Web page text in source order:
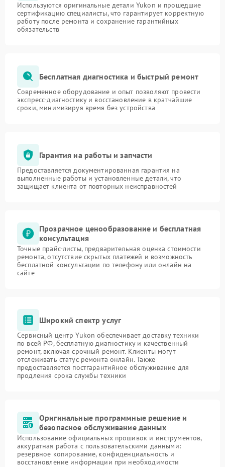
Используются оригинальные детали Yukon и прошедшие
сертификацию специалисты, что гарантирует корректную
работу после ремонта и сохранение гарантийных
обязательств
Бесплатная диагностика и быстрый ремонт
Современное оборудование и опыт позволяют провести
экспресс-диагностику и восстановление в кратчайшие
сроки, минимизируя время без устройства
Гарантия на работы и запчасти
Предоставляется документированная гарантия на
выполненные работы и установленные детали, что
защищает клиента от повторных неисправностей
Прозрачное ценообразование и бесплатная
консультация
Точные прайс-листы, предварительная оценка стоимости
ремонта, отсутствие скрытых платежей и возможность
бесплатной консультации по телефону или онлайн на
сайте
Широкий спектр услуг
Сервисный центр Yukon обеспечивает доставку техники
по всей РФ, бесплатную диагностику и качественный
ремонт, включая срочный ремонт. Клиенты могут
отслеживать статус ремонта онлайн. Также
предоставляется постгарантийное обслуживание для
продления срока службы техники
Оригинальные программные решение и
безопасное обслуживание данных
Использование официальных прошивок и инструментов,
аккуратная работа с пользовательскими данными:
резервное копирование, конфиденциальность и
восстановление информации при необходимости